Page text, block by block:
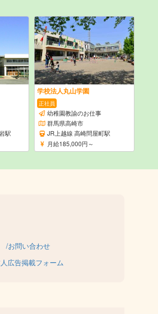
駅
学校法人丸山学園
正社員
幼稚園教諭のお仕事
群馬県高崎市
JR上越線 高崎問屋町駅
月給185,000円～
お問い合わせ
広告掲載フォーム